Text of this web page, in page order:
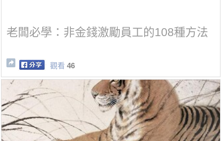
老闆必學：非金錢激勵員工的108種方法
觀看 46